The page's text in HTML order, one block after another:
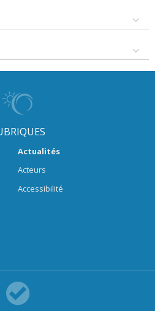
Actualités
Acteurs
Accessibilité